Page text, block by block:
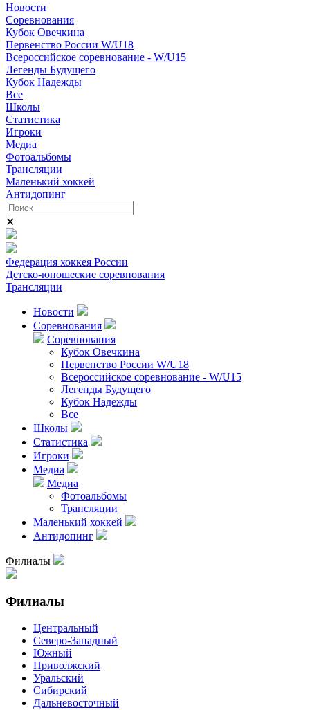
Новости
Соревнования
Кубок Овечкина
Первенство России W/U18
Всероссийское соревнование - W/U15
Легенды Будущего
Кубок Надежды
Все
Школы
Статистика
Игроки
Медиа
Фотоальбомы
Трансляции
Маленький хоккей
Антидопинг
✕
Федерация хоккея России
Детско-юношеские соревнования
Трансляции
Новости
Соревнования
Соревнования
Кубок Овечкина
Первенство России W/U18
Всероссийское соревнование - W/U15
Легенды Будущего
Кубок Надежды
Все
Школы
Статистика
Игроки
Медиа
Медиа
Фотоальбомы
Трансляции
Маленький хоккей
Антидопинг
Филиалы
Филиалы
Центральный
Северо-Западный
Южный
Приволжский
Уральский
Сибирский
Дальневосточный